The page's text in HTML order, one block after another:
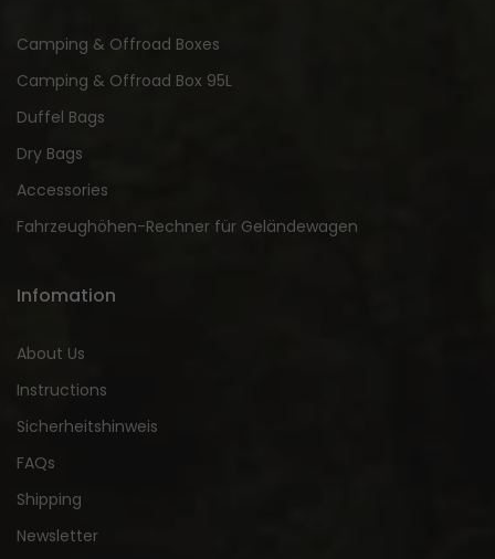
Camping & Offroad Boxes
Camping & Offroad Box 95L
Duffel Bags
Dry Bags
Accessories
Fahrzeughöhen-Rechner für Geländewagen
Infomation
About Us
Instructions
Sicherheitshinweis
FAQs
Shipping
Newsletter